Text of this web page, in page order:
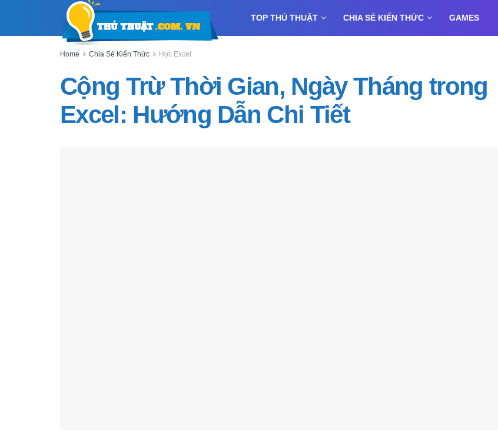
TOP THỦ THUẬT CHIA SẺ KIẾN THỨC GAMES
Home Chia Sẻ Kiến Thức Học Excel
Cộng Trừ Thời Gian, Ngày Tháng trong
Excel: Hướng Dẫn Chi Tiết